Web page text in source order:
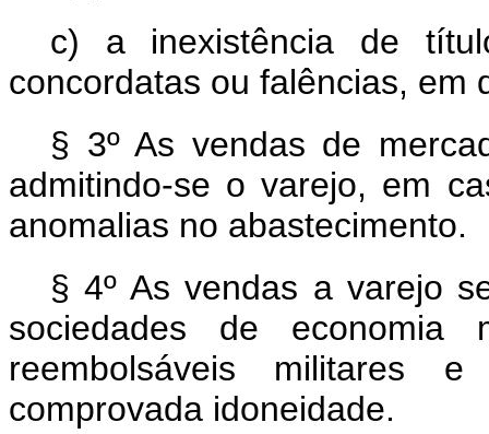
c) a inexistência de
concordatas ou falências, em
§ 3º As vendas de
admitindo-se o varejo, em
anomalias no abastecimento.
§ 4º As vendas a varejo
sociedades de economia
reembolsáveis militares e
comprovada idoneidade.